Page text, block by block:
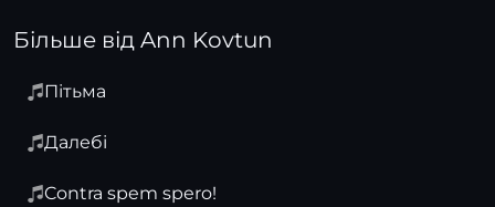
Більше від Ann Kovtun
Пітьма
Далебі
Contra spem spero!